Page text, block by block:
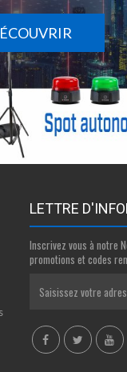
LETTRE
Inscrivez vous à notre
promotions et codes